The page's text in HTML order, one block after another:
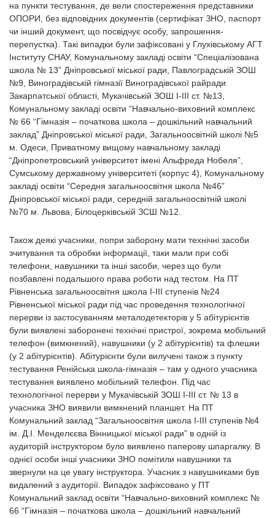
на пункти тестування, де вели спостереження представники
ОПОРИ, без відповідних документів (сертифікат ЗНО, паспорт
чи інший документ, що посвідчує особу, запрошення-
перепустка). Такі випадки були зафіксовані у Глухівському АГТ
Інституту СНАУ, Комунальному закладі освіти “Спеціалізована
школа № 13” Дніпровської міської ради, Павлоградській ЗОШ
№9, Виноградівській гімназії Виноградівської райради
Закарпатської області, Мукачівській ЗОШ І-ІІІ ст. №13,
Комунальному закладі освіти “Навчально-виховний комплекс
№ 66 “Гімназія – початкова школа – дошкільний навчальний
заклад” Дніпровської міської ради, Загальноосвітній школі №5
м. Одеси, Приватному вищому навчальному закладі
“Дніпропетровський університет імені Альфреда Нобеля”,
Сумському державному університеті (корпус 4), Комунальному
закладі освіти “Середня загальноосвітня школа №46”
Дніпровської міської ради, середній загальноосвітній школі
№70 м. Львова, Білоцерківській ЗСШ №12.
Також деякі учасники, попри заборону мати технічні засоби
зчитування та обробки інформації, таки мали при собі
телефони, навушники та інші засоби, через що були
позбавлені подальшого права роботи над тестом. На ПТ
Рівненська загальноосвітня школа І-ІІІ ступенів №24
Рівненської міської ради під час проведення технологічної
перерви із застосуванням металодетекторів у 5 абітурієнтів
були виявлені заборонені технічні пристрої, зокрема мобільний
телефон (вимкнений), навушники (у 2 абітурієнтів) та флешки
(у 2 абітурієнтів). Абітурієнти були вилучені також з пункту
тестування Ренійська школа-гімназія – там у одного учасника
тестування виявлено мобільний телефон. Під час
технологічної перерви у Мукачівській ЗОШ І-ІІІ ст. № 13 в
учасника ЗНО виявили вимкнений планшет. На ПТ
Комунальний заклад “Загальноосвітня школа I-III ступенів №4
ім. Д.І. Менделєєва Вінницької міської ради” в одній із
аудиторій інструктором було виявлено паперову шпаргалку. В
однієї особи інші учасники ЗНО помітили навушники та
звернули на це увагу інструктора. Учасник з навушниками був
видалений з аудиторії. Випадок зафіксовано у ПТ
Комунальний заклад освіти “Навчально-виховний комплекс №
66 “Гімназія – початкова школа – дошкільний навчальний